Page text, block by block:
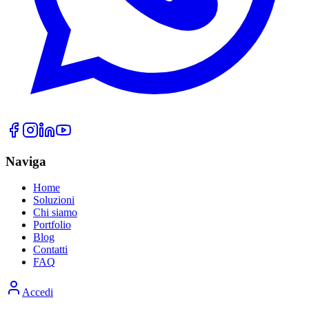
Naviga
Home
Soluzioni
Chi siamo
Portfolio
Blog
Contatti
FAQ
Accedi